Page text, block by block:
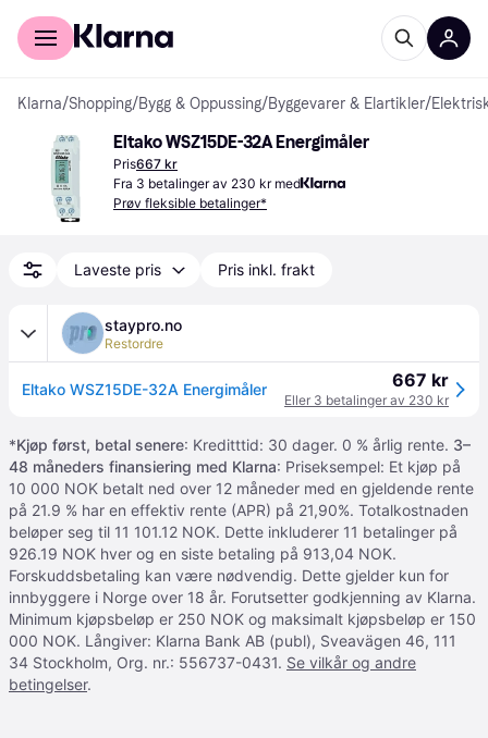
For kunder
Klarna/Shopping/Bygg & Oppussing/Byggevarer & Elartikler/
Eltako WSZ15DE-32A Energimåler
Pris667 kr
Fra 3 betalinger av 230 kr med
Prøv fleksible betalinger*
Laveste pris Pris inkl. frakt
staypro.no
Restordre
Eltako WSZ15DE-32A Energimåler 667 kr
Eller 3 betalinger av 230 kr
*Kjøp først, betal senere: Kreditttid: 30 dager. 0 % årlig rente. 3–
48 måneders finansiering med Klarna: Priseksempel: Et kjøp på
10 000 NOK betalt ned over 12 måneder med en gjeldende rente
på 21.9 % har en effektiv rente (APR) på 21,90%. Totalkostnaden
beløper seg til 11 101.12 NOK. Dette inkluderer 11 betalinger på
926.19 NOK hver og en siste betaling på 913,04 NOK.
Forskuddsbetaling kan være nødvendig. Dette gjelder kun for
innbyggere i Norge over 18 år. Forutsetter godkjenning av Klarna.
Minimum kjøpsbeløp er 250 NOK og maksimalt kjøpsbeløp er 150
000 NOK. Långiver: Klarna Bank AB (publ), Sveavägen 46, 111
34 Stockholm, Org. nr.: 556737-0431. Se vilkår og andre
betingelser.